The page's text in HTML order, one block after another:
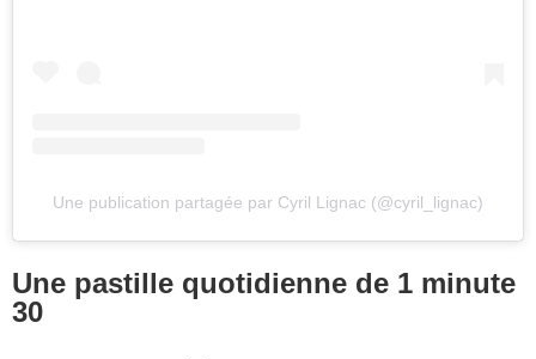
Une publication partagée par Cyril Lignac (@cyril_lignac)
Une pastille quotidienne de 1 minute
30